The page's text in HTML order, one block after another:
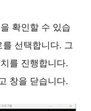
확인할 수 있습
선택합니다. 그
를 진행합니다.
창을 닫습니다.